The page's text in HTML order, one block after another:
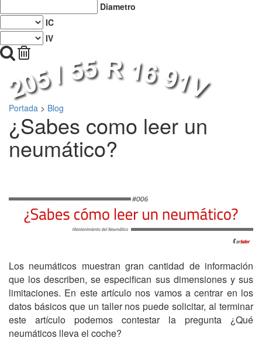
Diametro
IC
IV
Portada > Blog
¿Sabes como leer un
neumático?
Los neumáticos muestran gran cantidad de información
que los describen, se especifican sus dimensiones y sus
limitaciones. En este artículo nos vamos a centrar en los
datos básicos que un taller nos puede solicitar, al terminar
este artículo podemos contestar la pregunta ¿Qué
neumáticos lleva el coche?